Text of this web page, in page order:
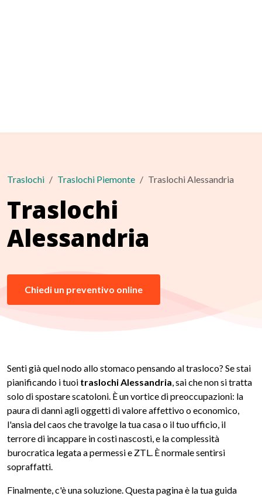
Traslochi Traslochi Piemonte Traslochi Alessandria
Traslochi
Alessandria
Chiedi un preventivo online
Senti già quel nodo allo stomaco pensando al trasloco? Se stai
pianificando i tuoi traslochi Alessandria, sai che non si tratta
solo di spostare scatoloni. È un vortice di preoccupazioni: la
paura di danni agli oggetti di valore affettivo o economico,
l'ansia del caos che travolge la tua casa o il tuo ufficio, il
terrore di incappare in costi nascosti, e la complessità
burocratica legata a permessi e ZTL. È normale sentirsi
sopraffatti.
Finalmente, c'è una soluzione. Questa pagina è la tua guida